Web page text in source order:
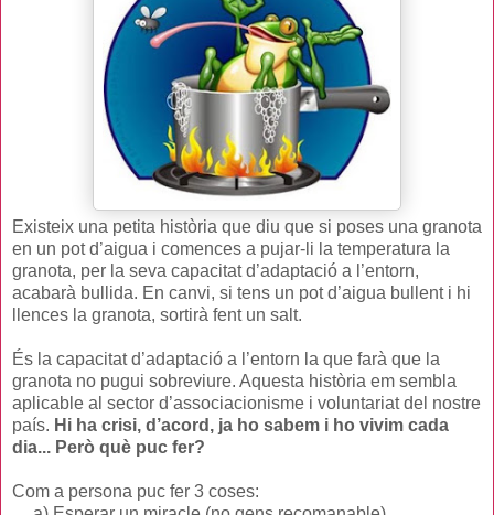
Existeix una petita història que diu que si poses una granota
en un pot d’aigua i comences a pujar-li la temperatura la
granota, per la seva capacitat d’adaptació a l’entorn,
acabarà bullida. En canvi, si tens un pot d’aigua bullent i hi
llences la granota, sortirà fent un salt.
És la capacitat d’adaptació a l’entorn la que farà que la
granota no pugui sobreviure. Aquesta història em sembla
aplicable al sector d’associacionisme i voluntariat del nostre
país. Hi ha crisi, d’acord, ja ho sabem i ho vivim cada
dia... Però què puc fer?
Com a persona puc fer 3 coses: